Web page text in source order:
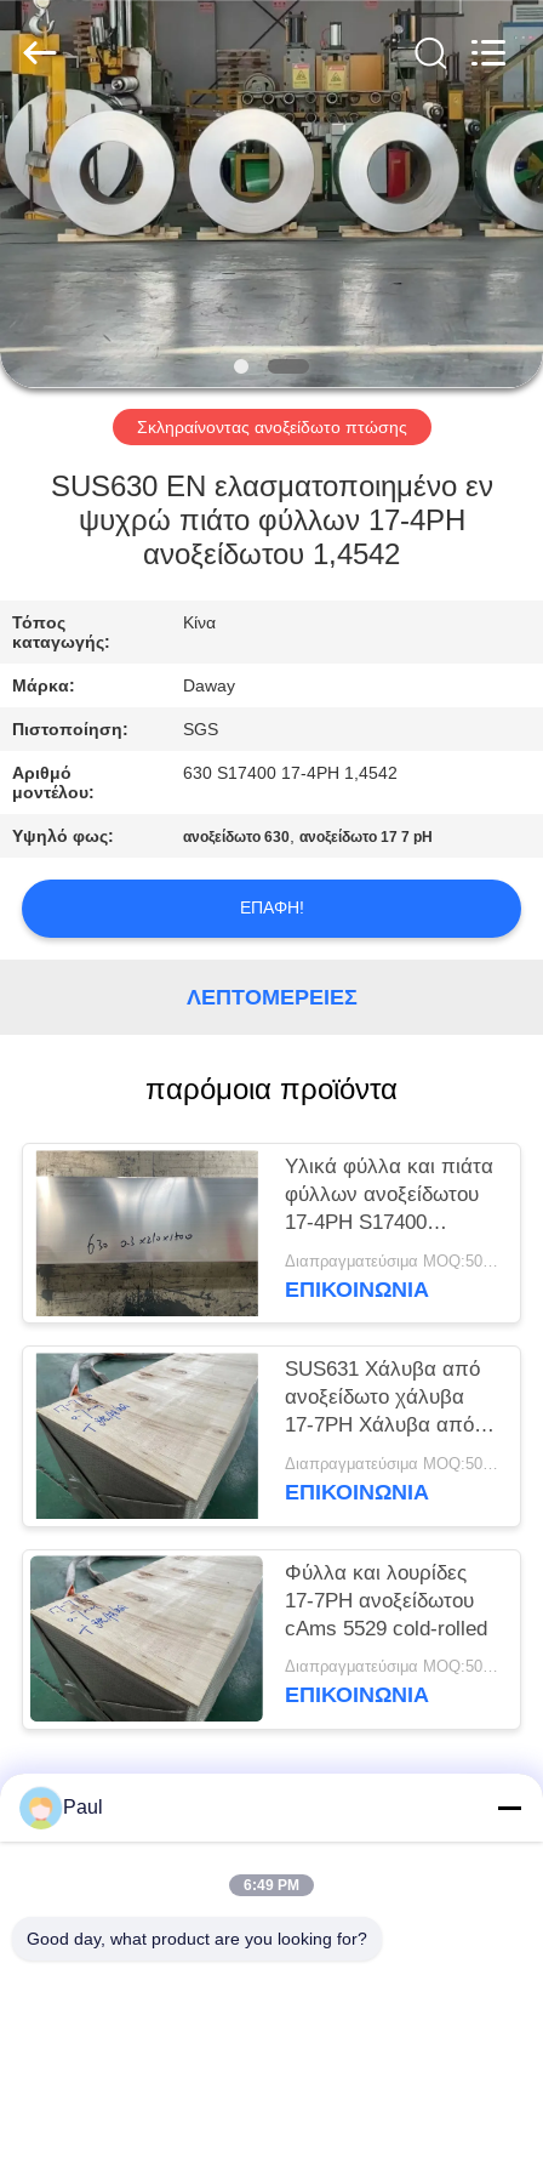
ΣΠΊΤΙ
ΠΡΟΪΌΝΤΑ
ΒΊΝΤΕΟ
ΠΕΡΊΠΟΥ
ΕΜΕΊΣ
ΓΎΡΟΣ
ΕΡΓΟΣΤΑΣΊΩΝ
ΈΛΕΓΧΟΣ
ΜΑΣ
ΕΛΆΤΕ
ΣΕ
ΕΠΑΦΉ
ΖΗΤΉΣΤΕ
SITEMAP
PRIVACY
POLICY
Special
Steel
All
Rights
Reserved.
Σκληραίνοντας ανοξείδωτο πτώσης
SUS630 EN ελασματοποιημένο εν
ψυχρώ πιάτο φύλλων 17-4PH
ανοξείδωτου 1,4542
Τόπος
καταγωγής:
Κίνα
Μάρκα: Daway
Πιστοποίηση: SGS
Αριθμό
μοντέλου:
630 S17400 17-4PH 1,4542
Υψηλό φως: ανοξείδωτο 630,ανοξείδωτο 17 7 pH
ΕΠΑΦΉ!
ΛΕΠΤΟΜΈΡΕΙΕΣ
παρόμοια προϊόντα
Υλικά φύλλα και πιάτα
φύλλων ανοξείδωτου
17-4PH S17400
SUS630
Διαπραγματεύσιμα MOQ:500 κλ
ΕΠΙΚΟΙΝΩΝΊΑ
SUS631 Χάλυβα από
ανοξείδωτο χάλυβα
17-7PH Χάλυβα από
ανοξείδωτο χάλυβα
Διαπραγματεύσιμα MOQ:500 κλ
ΕΠΙΚΟΙΝΩΝΊΑ
Φύλλα και λουρίδες
17-7PH ανοξείδωτου
cAms 5529 cold-rolled
Διαπραγματεύσιμα MOQ:500 ΚΛ
ΕΠΙΚΟΙΝΩΝΊΑ
Λαϊκή κατηγορία
Σκληραίνοντας
Paul
6:49 PM
Good day, what product are you looking for?